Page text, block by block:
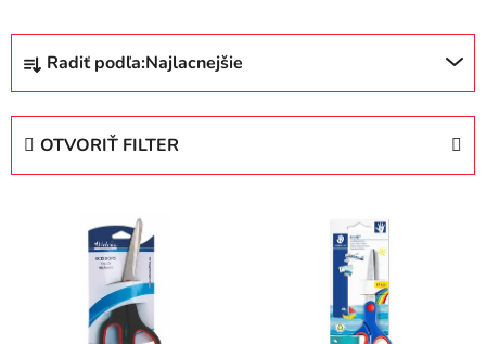
R
d
Radiť podľa:Najlacnejšie
OTVORIŤ FILTER